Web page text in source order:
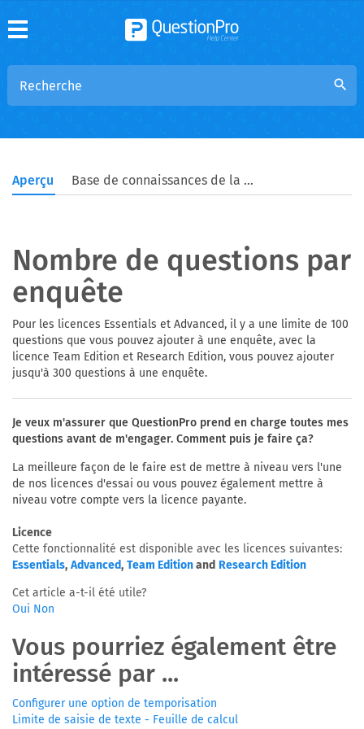
search
Aperçu Base de connaissances de la communauté
Nombre de questions par
enquête
Pour les licences Essentials et Advanced, il y a une limite de 100
questions que vous pouvez ajouter à une enquête, avec la
licence Team Edition et Research Edition, vous pouvez ajouter
jusqu'à 300 questions à une enquête.
Je veux m'assurer que QuestionPro prend en charge toutes mes
questions avant de m'engager. Comment puis je faire ça?
La meilleure façon de le faire est de mettre à niveau vers l'une
de nos licences d'essai ou vous pouvez également mettre à
niveau votre compte vers la licence payante.
Licence
Cette fonctionnalité est disponible avec les licences suivantes:
Essentials, Advanced, Team Editionand Research Edition
Cet article a-t-il été utile?
Oui Non
Vous pourriez également être
intéressé par ...
Configurer une option de temporisation
Limite de saisie de texte - Feuille de calcul